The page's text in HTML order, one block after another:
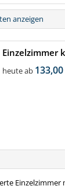
anzeigen
Einzelzimmer
heute ab 133,00
Einzelzimmer